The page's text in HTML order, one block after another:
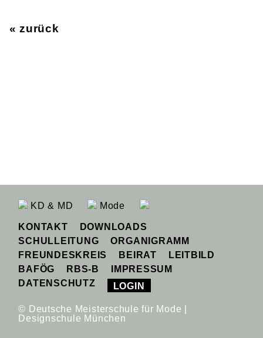
« zurück
KD & MD Mode
KONTAKT
DOWNLOADS
SCHULLEITUNG
ORGANIGRAMM
FREUNDESKREIS
BEIRAT
LEITBILD
BAFÖG
RBS-B
IMPRESSUM
DATENSCHUTZ
LOGIN
© Deutsche Meisterschule für Mode |
Designschule München